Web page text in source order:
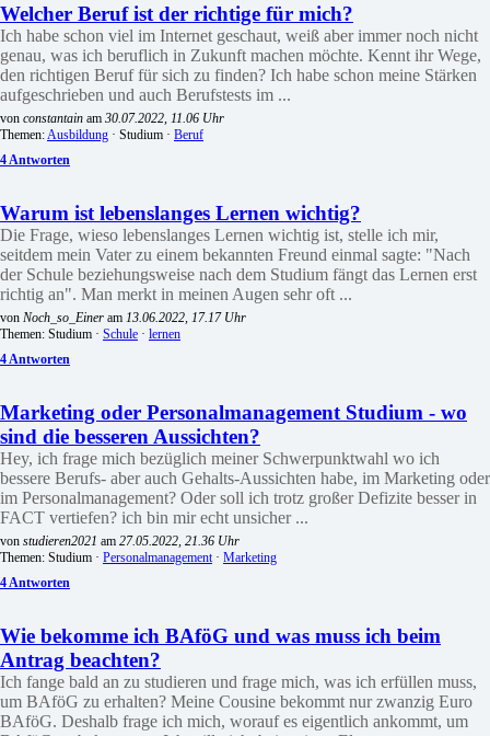
Welcher Beruf ist der richtige für mich?
Ich habe schon viel im Internet geschaut, weiß aber immer noch nicht
genau, was ich beruflich in Zukunft machen möchte. Kennt ihr Wege,
den richtigen Beruf für sich zu finden? Ich habe schon meine Stärken
aufgeschrieben und auch Berufstests im ...
von constantain am 30.07.2022, 11.06 Uhr
Themen:Ausbildung · Studium · Beruf
4 Antworten
Warum ist lebenslanges Lernen wichtig?
Die Frage, wieso lebenslanges Lernen wichtig ist, stelle ich mir,
seitdem mein Vater zu einem bekannten Freund einmal sagte: "Nach
der Schule beziehungsweise nach dem Studium fängt das Lernen erst
richtig an". Man merkt in meinen Augen sehr oft ...
von Noch_so_Einer am 13.06.2022, 17.17 Uhr
Themen: Studium · Schule · lernen
4 Antworten
Marketing oder Personalmanagement Studium - wo
sind die besseren Aussichten?
Hey, ich frage mich bezüglich meiner Schwerpunktwahl wo ich
bessere Berufs- aber auch Gehalts-Aussichten habe, im Marketing oder
im Personalmanagement? Oder soll ich trotz großer Defizite besser in
FACT vertiefen? ich bin mir echt unsicher ...
von studieren2021 am 27.05.2022, 21.36 Uhr
Themen: Studium · Personalmanagement· Marketing
4 Antworten
Wie bekomme ich BAföG und was muss ich beim
Antrag beachten?
Ich fange bald an zu studieren und frage mich, was ich erfüllen muss,
um BAföG zu erhalten? Meine Cousine bekommt nur zwanzig Euro
BAföG. Deshalb frage ich mich, worauf es eigentlich ankommt, um